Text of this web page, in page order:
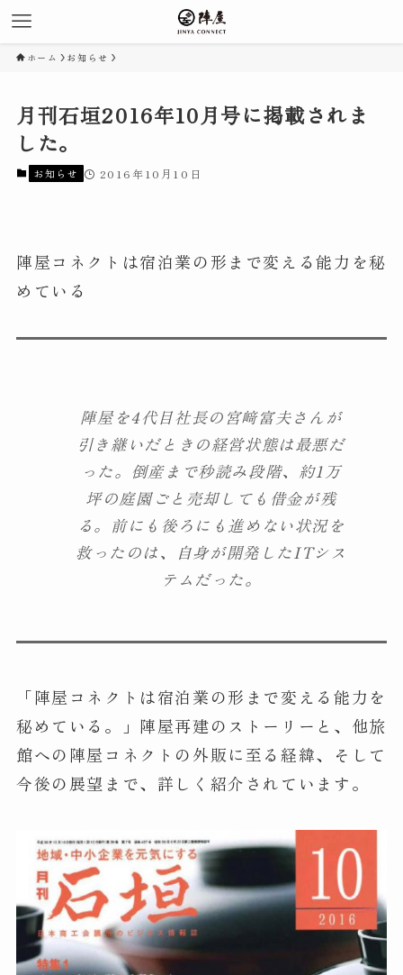
ホーム お知らせ
月刊石垣2016年10月号に掲載されま
した。
お知らせ 2016年10月10日
陣屋コネクトは宿泊業の形まで変える能力を秘
めている
陣屋を4代目社長の宮﨑富夫さんが
引き継いだときの経営状態は最悪だ
った。倒産まで秒読み段階、約1万
坪の庭園ごと売却しても借金が残
る。前にも後ろにも進めない状況を
救ったのは、自身が開発したITシス
テムだった。
「陣屋コネクトは宿泊業の形まで変える能力を
秘めている。」陣屋再建のストーリーと、他旅
館への陣屋コネクトの外販に至る経緯、そして
今後の展望まで、詳しく紹介されています。